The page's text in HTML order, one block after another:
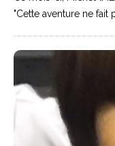
"Cette aventure ne fait